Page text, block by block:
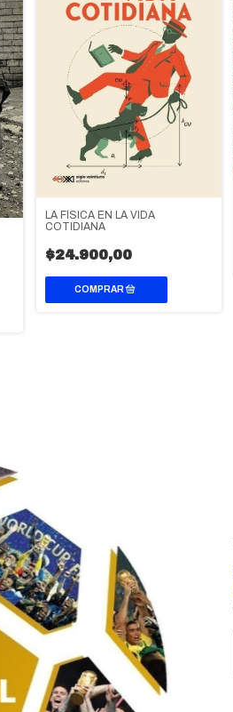
LA FÍSICA EN LA VIDA
COTIDIANA
$24.900,00